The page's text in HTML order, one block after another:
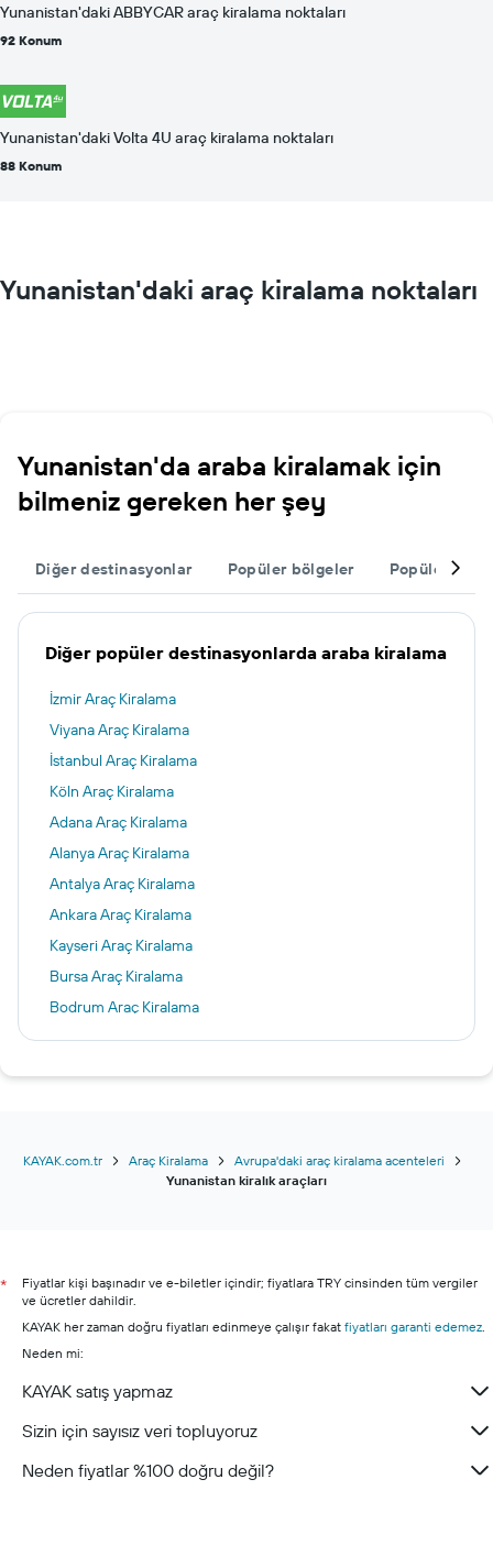
Yunanistan'daki ABBYCAR araç kiralama noktaları
92 Konum
Yunanistan'daki Volta 4U araç kiralama noktaları
88 Konum
Yunanistan'daki araç kiralama noktaları
Yunanistan'da araba kiralamak için
bilmeniz gereken her şey
Diğer destinasyonlar Popüler bölgeler Popüler
Diğer popüler destinasyonlarda araba kiralama
İzmir Araç Kiralama
Viyana Araç Kiralama
İstanbul Araç Kiralama
Köln Araç Kiralama
Adana Araç Kiralama
Alanya Araç Kiralama
Antalya Araç Kiralama
Ankara Araç Kiralama
Kayseri Araç Kiralama
Bursa Araç Kiralama
Bodrum Araç Kiralama
Kazablanka Araç Kiralama
KAYAK.com.tr Araç Kiralama
Avrupa'daki araç kiralama acenteleri
Yunanistan kiralık araçları
*
Fiyatlar kişi başınadır ve e-biletler içindir; fiyatlara TRY cinsinden tüm vergiler
ve ücretler dahildir.
KAYAK her zaman doğru fiyatları edinmeye çalışır fakat fiyatları garanti edemez
Neden mi:
KAYAK satış yapmaz
Sizin için sayısız veri topluyoruz
Neden fiyatlar %100 doğru değil?